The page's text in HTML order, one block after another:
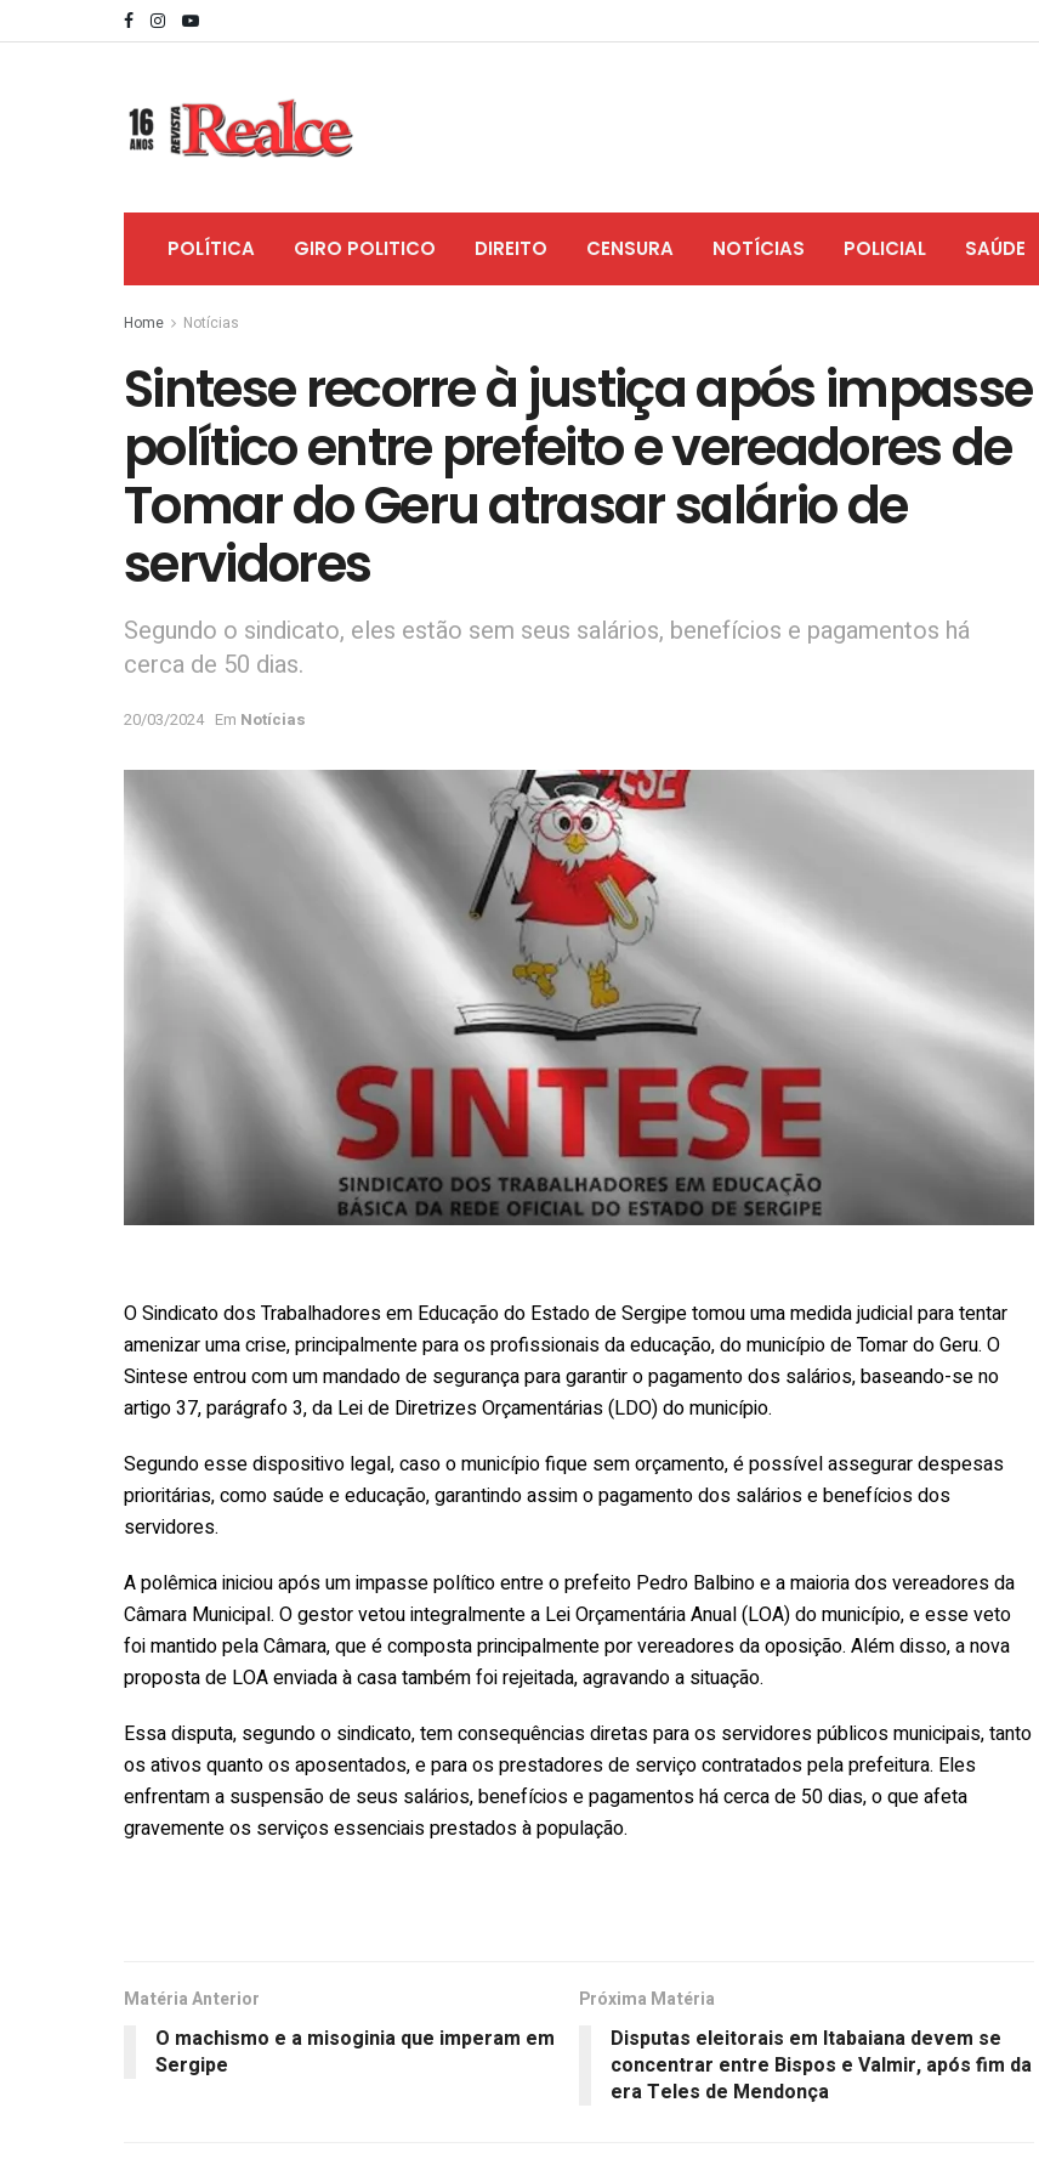
POLÍTICA GIRO POLITICO DIREITO CENSURA NOTÍCIAS POLICIAL SAÚDE
Home Notícias
Sintese recorre à justiça após impasse
político entre prefeito e vereadores de
Tomar do Geru atrasar salário de
servidores
Segundo o sindicato, eles estão sem seus salários, benefícios e pagamentos há
cerca de 50 dias.
20/03/2024 Em Notícias
O Sindicato dos Trabalhadores em Educação do Estado de Sergipe tomou uma medida judicial para tentar
amenizar uma crise, principalmente para os profissionais da educação, do município de Tomar do Geru. O
Sintese entrou com um mandado de segurança para garantir o pagamento dos salários, baseando-se no
artigo 37, parágrafo 3, da Lei de Diretrizes Orçamentárias (LDO) do município.
Segundo esse dispositivo legal, caso o município fique sem orçamento, é possível assegurar despesas
prioritárias, como saúde e educação, garantindo assim o pagamento dos salários e benefícios dos
servidores.
A polêmica iniciou após um impasse político entre o prefeito Pedro Balbino e a maioria dos vereadores da
Câmara Municipal. O gestor vetou integralmente a Lei Orçamentária Anual (LOA) do município, e esse veto
foi mantido pela Câmara, que é composta principalmente por vereadores da oposição. Além disso, a nova
proposta de LOA enviada à casa também foi rejeitada, agravando a situação.
Essa disputa, segundo o sindicato, tem consequências diretas para os servidores públicos municipais, tanto
os ativos quanto os aposentados, e para os prestadores de serviço contratados pela prefeitura. Eles
enfrentam a suspensão de seus salários, benefícios e pagamentos há cerca de 50 dias, o que afeta
gravemente os serviços essenciais prestados à população.
Matéria Anterior
O machismo e a misoginia que imperam em
Sergipe
Próxima Matéria
Disputas eleitorais em Itabaiana devem se
concentrar entre Bispos e Valmir, após fim da
era Teles de Mendonça